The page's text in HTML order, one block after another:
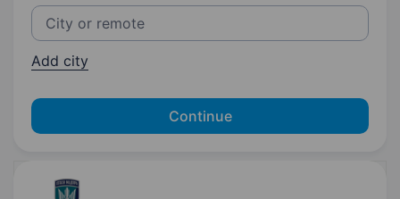
Add city
Continue